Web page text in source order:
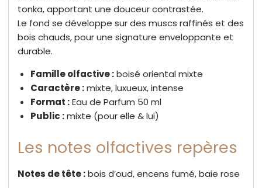
tonka, apportant une douceur contrastée.
Le fond se développe sur des muscs raffinés et des
bois chauds, pour une signature enveloppante et
durable.
Famille olfactive :boisé oriental mixte
Caractère :mixte, luxueux, intense
Format :Eau de Parfum 50 ml
Public :mixte (pour elle & lui)
Les notes olfactives repères
Notes de tête :bois d’oud, encens fumé, baie rose